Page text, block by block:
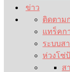
ข่าว
ติดตาม
แทร็คก
ระบบส
ห่วงโซ่
ส